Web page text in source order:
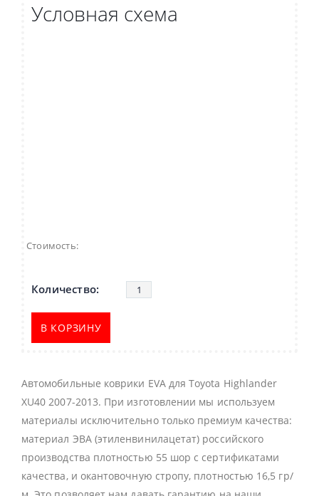
Условная схема
Стоимость:
В КОРЗИНУ
Автомобильные коврики EVA для Toyota Highlander
XU40 2007-2013. При изготовлении мы используем
материалы исключительно только премиум качества:
материал ЭВА (этиленвинилацетат) российского
производства плотностью 55 шор с сертификатами
качества, и окантовочную стропу, плотностью 16,5 гр/